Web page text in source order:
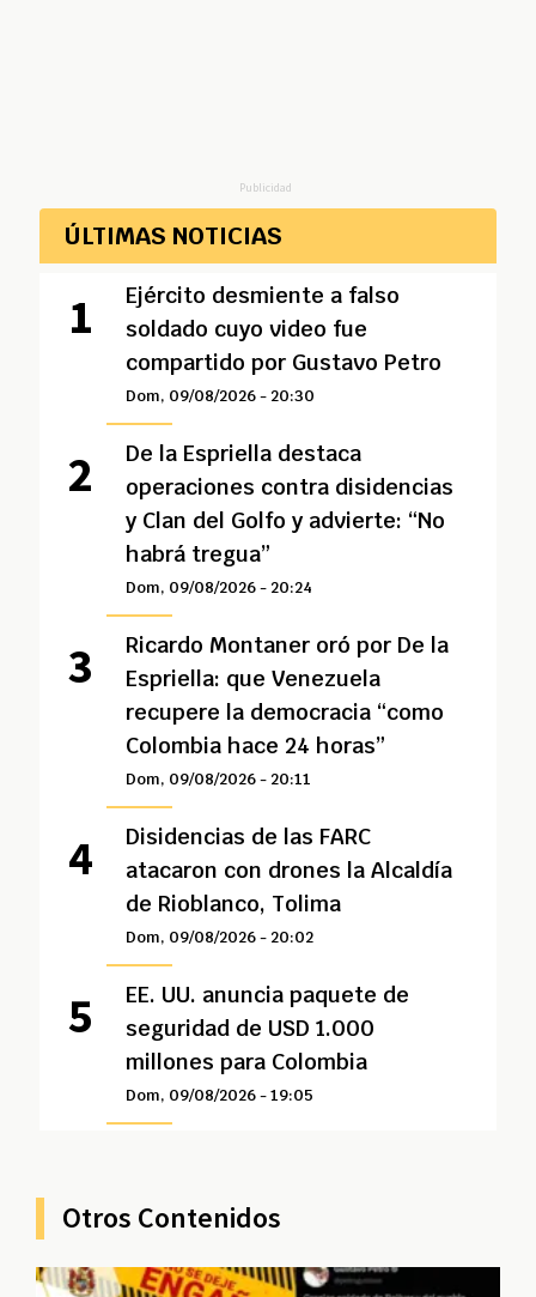
Publicidad
ÚLTIMAS NOTICIAS
Ejército desmiente a falso
soldado cuyo video fue
compartido por Gustavo Petro
Dom, 09/08/2026 - 20:30
De la Espriella destaca
operaciones contra disidencias
y Clan del Golfo y advierte: “No
habrá tregua”
Dom, 09/08/2026 - 20:24
Ricardo Montaner oró por De la
Espriella: que Venezuela
recupere la democracia “como
Colombia hace 24 horas”
Dom, 09/08/2026 - 20:11
Disidencias de las FARC
atacaron con drones la Alcaldía
de Rioblanco, Tolima
Dom, 09/08/2026 - 20:02
EE. UU. anuncia paquete de
seguridad de USD 1.000
millones para Colombia
Dom, 09/08/2026 - 19:05
Otros Contenidos